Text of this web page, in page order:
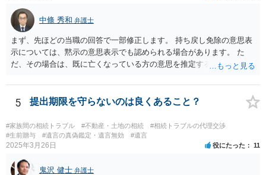
中條 秀和 弁護士
まず、先ほどの当職の回答で一部修正します。 持ち戻し免除の意思表
示については、黙示の意思表示でも認められる場合があります。 た
だ、その場合は、既に亡くなっている方の意思を推定することになり
持ち戻し免除の意思表示は書面で明確にしておいていただくべきとい
う結論は変わりません。 誤解を与えるような回答でした。失礼しまし
た。 文言については、「〇〇に対する生前贈与による特別受益の持ち
戻しをすべて免除する」というのがオーソドックスなものですが、ご
心配ならば、弁護士のところに行って、特別受益となりそうな贈与に
ついて説明した上で、適切な文言についてご相談してみてはいかがで
しょうか。
5 提出期限を守らないのは良くあること？
#家族間の相続トラブル #不動産・土地の相続
#相続トラブルの代理交渉
#生前贈与
#遺言の真偽鑑定・遺言無効 #遺言
2025年3月26日 役にたった 11
鬼沢 健士 弁護士